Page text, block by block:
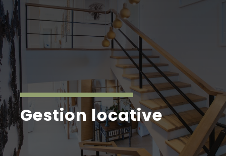
Gestion locative